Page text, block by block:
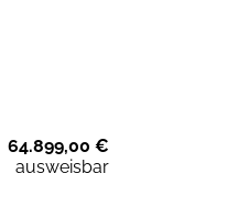
64.899,00 €
ausweisbar